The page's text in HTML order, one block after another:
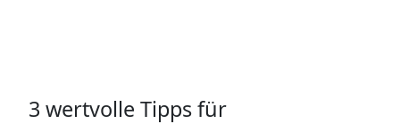
3 wertvolle Tipps für